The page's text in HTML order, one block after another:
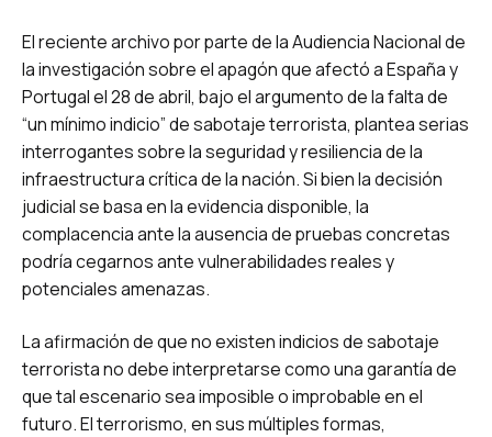
El reciente archivo por parte de la Audiencia Nacional de
la investigación sobre el apagón que afectó a España y
Portugal el 28 de abril, bajo el argumento de la falta de
“un mínimo indicio” de sabotaje terrorista, plantea serias
interrogantes sobre la seguridad y resiliencia de la
infraestructura crítica de la nación. Si bien la decisión
judicial se basa en la evidencia disponible, la
complacencia ante la ausencia de pruebas concretas
podría cegarnos ante vulnerabilidades reales y
potenciales amenazas.
La afirmación de que no existen indicios de sabotaje
terrorista no debe interpretarse como una garantía de
que tal escenario sea imposible o improbable en el
futuro. El terrorismo, en sus múltiples formas,